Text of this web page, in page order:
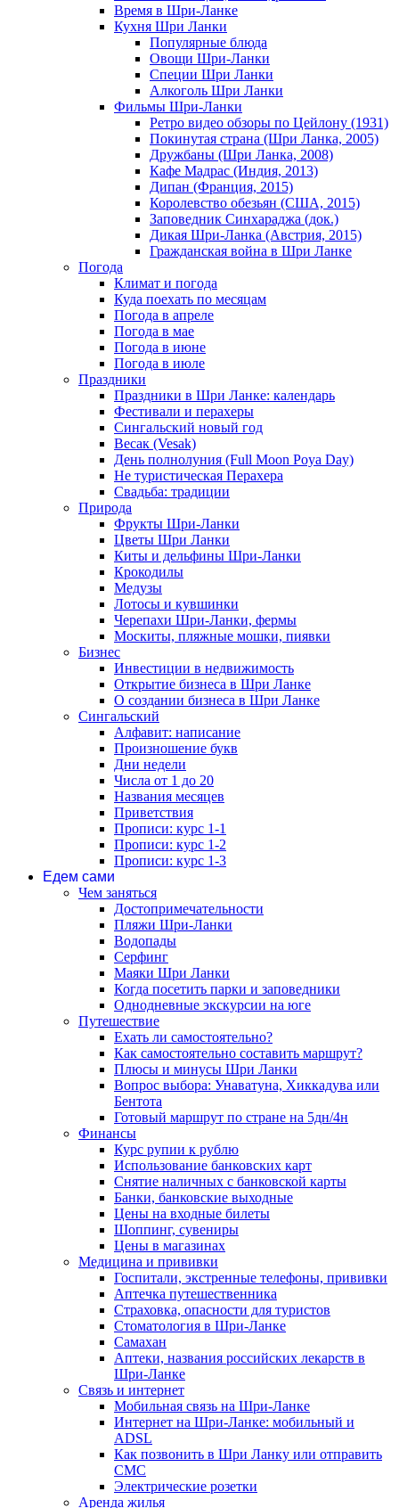
Время в Шри-Ланке
Кухня Шри Ланки
Популярные блюда
Овощи Шри-Ланки
Специи Шри Ланки
Алкоголь Шри Ланки
Фильмы Шри-Ланки
Ретро видео обзоры по Цейлону (1931)
Покинутая страна (Шри Ланка, 2005)
Дружбаны (Шри Ланка, 2008)
Кафе Мадрас (Индия, 2013)
Дипан (Франция, 2015)
Королевство обезьян (США, 2015)
Заповедник Синхараджа (док.)
Дикая Шри-Ланка (Австрия, 2015)
Гражданская война в Шри Ланке
Погода
Климат и погода
Куда поехать по месяцам
Погода в апреле
Погода в мае
Погода в июне
Погода в июле
Праздники
Праздники в Шри Ланке: календарь
Фестивали и перахеры
Сингальский новый год
Весак (Vesak)
День полнолуния (Full Moon Poya Day)
Не туристическая Перахера
Свадьба: традиции
Природа
Фрукты Шри-Ланки
Цветы Шри Ланки
Киты и дельфины Шри-Ланки
Крокодилы
Медузы
Лотосы и кувшинки
Черепахи Шри-Ланки, фермы
Москиты, пляжные мошки, пиявки
Бизнес
Инвестиции в недвижимость
Открытие бизнеса в Шри Ланке
О создании бизнеса в Шри Ланке
Сингальский
Алфавит: написание
Произношение букв
Дни недели
Числа от 1 до 20
Названия месяцев
Приветствия
Прописи: курс 1-1
Прописи: курс 1-2
Прописи: курс 1-3
Едем сами
Чем заняться
Достопримечательности
Пляжи Шри-Ланки
Водопады
Серфинг
Маяки Шри Ланки
Когда посетить парки и заповедники
Однодневные экскурсии на юге
Путешествие
Ехать ли самостоятельно?
Как самостоятельно составить маршрут?
Плюсы и минусы Шри Ланки
Вопрос выбора: Унаватуна, Хиккадува или
Бентота
Готовый маршрут по стране на 5дн/4н
Финансы
Курс рупии к рублю
Использование банковских карт
Снятие наличных с банковской карты
Банки, банковские выходные
Цены на входные билеты
Шоппинг, сувениры
Цены в магазинах
Медицина и прививки
Госпитали, экстренные телефоны, прививки
Аптечка путешественника
Страховка, опасности для туристов
Стоматология в Шри-Ланке
Самахан
Аптеки, названия российских лекарств в
Шри-Ланке
Связь и интернет
Мобильная связь на Шри-Ланке
Интернет на Шри-Ланке: мобильный и
ADSL
Как позвонить в Шри Ланку или отправить
СМС
Электрические розетки
Аренда жилья